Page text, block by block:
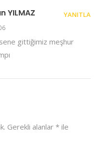
YILMAZ
gittiğimiz meşhur
YANITLA
Gerekli alanlar * ile